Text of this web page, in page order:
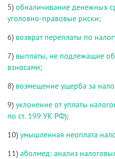
5) обналичивание денежных
уголовно-правовые риски;
6) возврат переплаты по
7) выплаты, не подлежащие
взносами;
8) возмещение ущерба за
9) уклонение от уплаты
по ст. 199 УК РФ);
10) умышленная неоплата
11) аболмед: анализ